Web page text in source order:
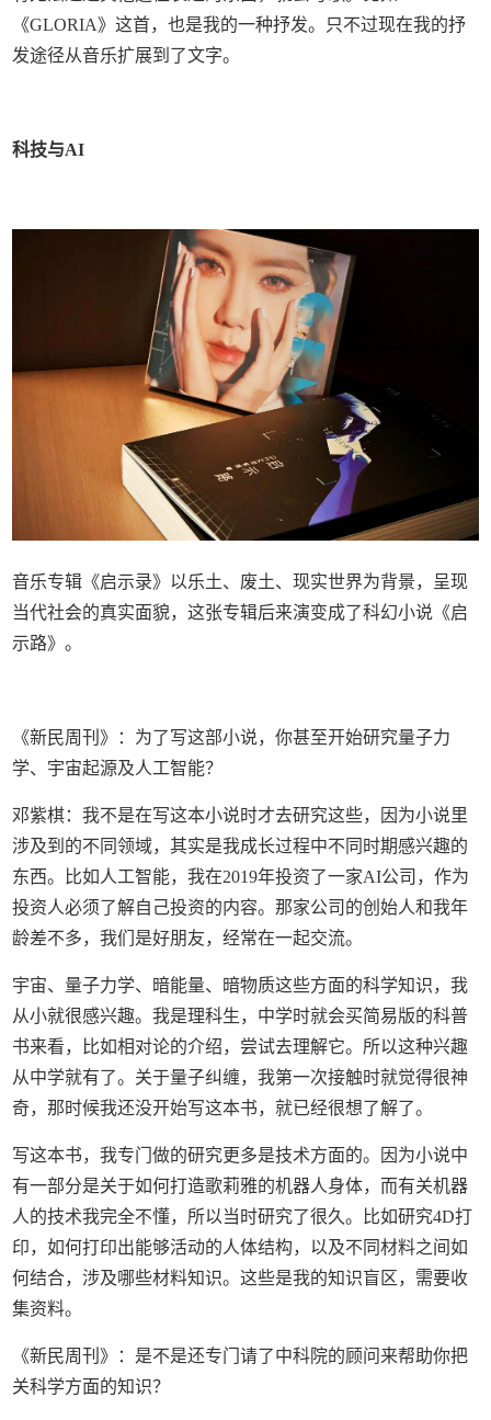
《GLORIA》这首，也是我的一种抒发。只不过现在我的抒
发途径从音乐扩展到了文字。
科技与AI
音乐专辑《启示录》以乐土、废土、现实世界为背景，呈现
当代社会的真实面貌，这张专辑后来演变成了科幻小说《启
示路》。
《新民周刊》：为了写这部小说，你甚至开始研究量子力
学、宇宙起源及人工智能？
邓紫棋：我不是在写这本小说时才去研究这些，因为小说里
涉及到的不同领域，其实是我成长过程中不同时期感兴趣的
东西。比如人工智能，我在2019年投资了一家AI公司，作为
投资人必须了解自己投资的内容。那家公司的创始人和我年
龄差不多，我们是好朋友，经常在一起交流。
宇宙、量子力学、暗能量、暗物质这些方面的科学知识，我
从小就很感兴趣。我是理科生，中学时就会买简易版的科普
书来看，比如相对论的介绍，尝试去理解它。所以这种兴趣
从中学就有了。关于量子纠缠，我第一次接触时就觉得很神
奇，那时候我还没开始写这本书，就已经很想了解了。
写这本书，我专门做的研究更多是技术方面的。因为小说中
有一部分是关于如何打造歌莉雅的机器人身体，而有关机器
人的技术我完全不懂，所以当时研究了很久。比如研究4D打
印，如何打印出能够活动的人体结构，以及不同材料之间如
何结合，涉及哪些材料知识。这些是我的知识盲区，需要收
集资料。
《新民周刊》：是不是还专门请了中科院的顾问来帮助你把
关科学方面的知识？